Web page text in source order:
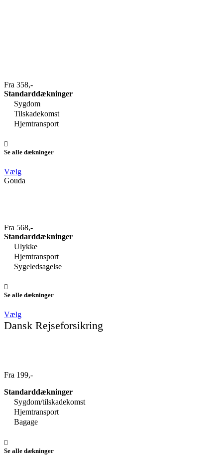
Fra 358,-
Standarddækninger
Sygdom
Tilskadekomst
Hjemtransport
Se alle dækninger
Vælg
Gouda
Fra 568,-
Standarddækninger
Ulykke
Hjemtransport
Sygeledsagelse
Se alle dækninger
Vælg
Dansk Rejseforsikring
Fra 199,-
Standarddækninger
Sygdom/tilskadekomst
Hjemtransport
Bagage
Se alle dækninger